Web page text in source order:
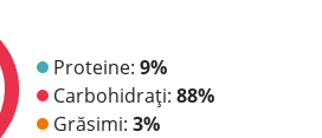
Proteine: 9%
Carbohidrați: 88%
Grăsimi: 3%